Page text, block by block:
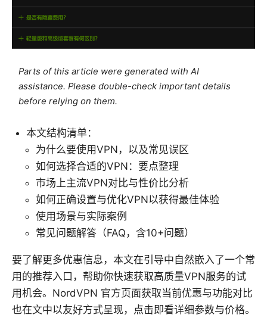
Parts of this article were generated with AI
assistance. Please double-check important details
before relying on them.
本文结构清单：
为什么要使用VPN，以及常见误区
如何选择合适的VPN：要点整理
市场上主流VPN对比与性价比分析
如何正确设置与优化VPN以获得最佳体验
使用场景与实际案例
常见问题解答（FAQ，含10+问题）
要了解更多优惠信息，本文在引导中自然嵌入了一个常
用的推荐入口，帮助你快速获取高质量VPN服务的试
用机会。NordVPN 官方页面获取当前优惠与功能对比
也在文中以友好方式呈现，点击即看详细参数与价格。